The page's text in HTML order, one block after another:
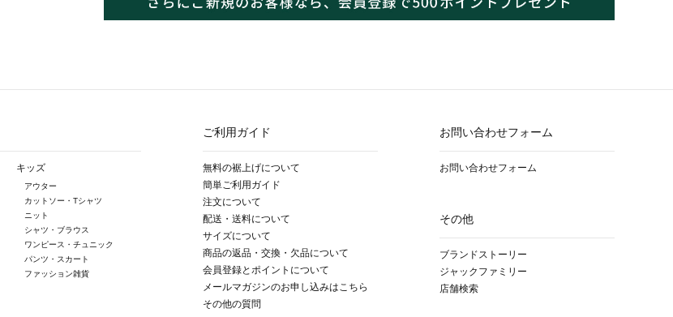
キッズ
アウター
カットソー・Tシャツ
ニット
シャツ・ブラウス
ワンピース・チュニック
パンツ・スカート
ファッション雑貨
ご利用ガイド
無料の裾上げについて
簡単ご利用ガイド
注文について
配送・送料について
サイズについて
商品の返品・交換・欠品について
会員登録とポイントについて
メールマガジンのお申し込みはこちら
その他の質問
お問い合わせフォーム
お問い合わせフォーム
その他
ブランドストーリー
ジャックファミリー
店舗検索